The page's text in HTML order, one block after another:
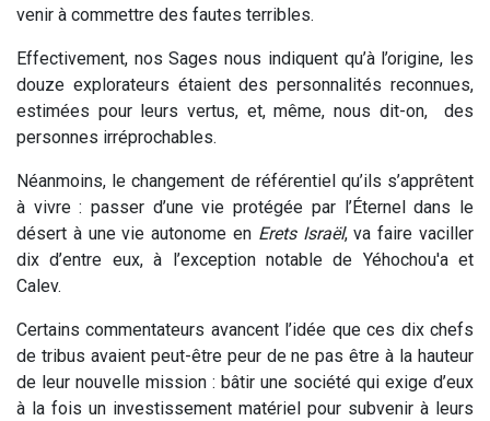
venir à commettre des fautes terribles.
Effectivement, nos Sages nous indiquent qu’à l’origine, les
douze explorateurs étaient des personnalités reconnues,
estimées pour leurs vertus, et, même, nous dit-on, des
personnes irréprochables.
Néanmoins, le changement de référentiel qu’ils s’apprêtent
à vivre : passer d’une vie protégée par l’Éternel dans le
désert à une vie autonome en Erets Israël, va faire vaciller
dix d’entre eux, à l’exception notable de Yéhochou'a et
Calev.
Certains commentateurs avancent l’idée que ces dix chefs
de tribus avaient peut-être peur de ne pas être à la hauteur
de leur nouvelle mission : bâtir une société qui exige d’eux
à la fois un investissement matériel pour subvenir à leurs